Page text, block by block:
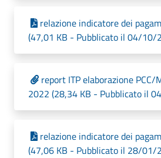
relazione indicatore dei
(47,01 KB - Pubblicato il 04/10/
report ITP elaborazione
2022 (28,34 KB - Pubblicato il
relazione indicatore dei
(47,06 KB - Pubblicato il 28/01/